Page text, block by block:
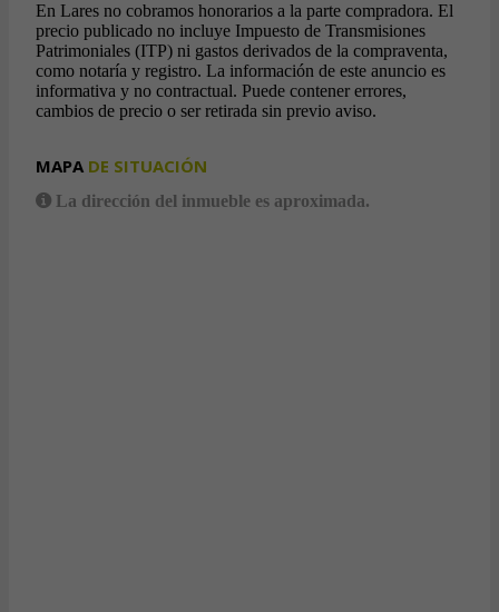
En Lares no cobramos honorarios a la parte compradora. El
precio publicado no incluye Impuesto de Transmisiones
Patrimoniales (ITP) ni gastos derivados de la compraventa,
como notaría y registro. La información de este anuncio es
informativa y no contractual. Puede contener errores,
cambios de precio o ser retirada sin previo aviso.
MAPA DE SITUACIÓN
La dirección del inmueble es aproximada.